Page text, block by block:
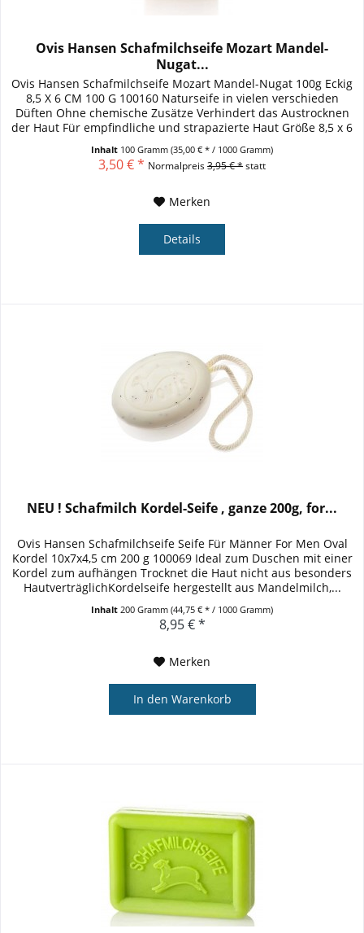
Ovis Hansen Schafmilchseife Mozart Mandel-
Nugat...
Ovis Hansen Schafmilchseife Mozart Mandel-Nugat 100g Eckig
8,5 X 6 CM 100 G 100160 Naturseife in vielen verschieden
Düften Ohne chemische Zusätze Verhindert das Austrocknen
der Haut Für empfindliche und strapazierte Haut Größe 8,5 x 6
Inhalt 100 Gramm(35,00 € * / 1000 Gramm)
3,50 € * Normalpreis3,95 € *statt
Merken
Details
NEU ! Schafmilch Kordel-Seife , ganze 200g, for...
Ovis Hansen Schafmilchseife Seife Für Männer For Men Oval
Kordel 10x7x4,5 cm 200 g 100069 Ideal zum Duschen mit einer
Kordel zum aufhängen Trocknet die Haut nicht aus besonders
HautverträglichKordelseife hergestellt aus Mandelmilch,...
Inhalt200 Gramm(44,75 € * / 1000 Gramm)
8,95 € *
Merken
In den Warenkorb